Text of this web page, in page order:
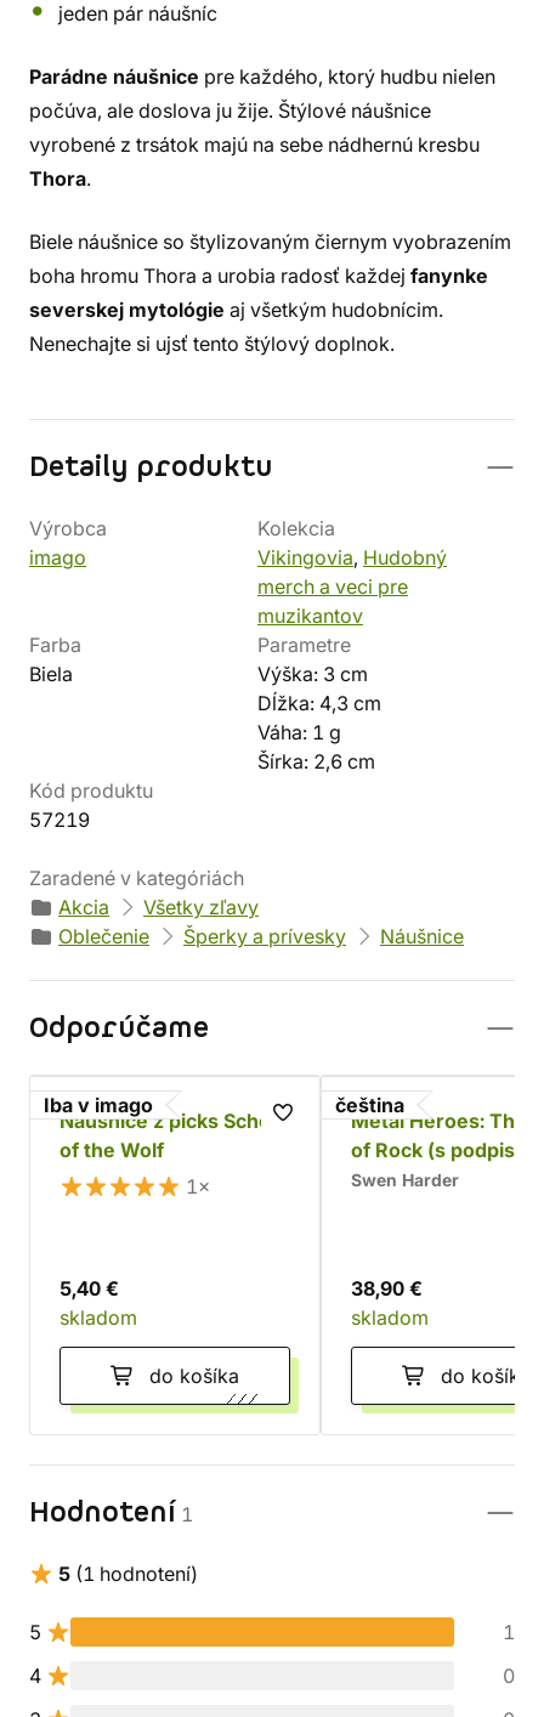
jeden pár náušníc
Parádne náušnice pre každého, ktorý hudbu nielen
počúva, ale doslova ju žije. Štýlové náušnice
vyrobené z trsátok majú na sebe nádhernú kresbu
Thora.
Biele náušnice so štylizovaným čiernym vyobrazením
boha hromu Thora a urobia radosť každej fanynke
severskej mytológie aj všetkým hudobnícim.
Nenechajte si ujsť tento štýlový doplnok.
Detaily produktu
Výrobca
imago
Kolekcia
Vikingovia, Hudobný
merch a veci pre
muzikantov
Farba
Biela
Parametre
Výška: 3 cm
Dĺžka: 4,3 cm
Váha: 1 g
Šírka: 2,6 cm
Kód produktu
57219
Zaradené v kategóriách
Akcia
Všetky zľavy
Oblečenie
Šperky a prívesky Náušnice
Odporúčame
Iba v imago
Náušnice z picks School
of the Wolf
1×
5,40 €
skladom
do košíka
čeština
Metal Heroes: The
of Rock (s
Swen Harder
38,90 €
skladom
do košíka
Hodnotení 1
5 (1 hodnotení)
5
1
4
0